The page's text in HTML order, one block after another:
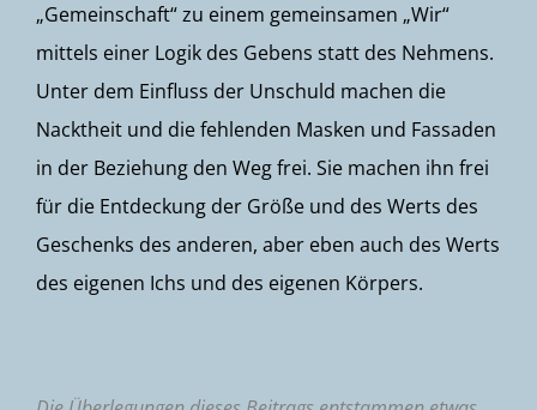
„Gemeinschaft“ zu einem gemeinsamen „Wir“
mittels einer Logik des Gebens statt des Nehmens.
Unter dem Einfluss der Unschuld machen die
Nacktheit und die fehlenden Masken und Fassaden
in der Beziehung den Weg frei. Sie machen ihn frei
für die Entdeckung der Größe und des Werts des
Geschenks des anderen, aber eben auch des Werts
des eigenen Ichs und des eigenen Körpers.